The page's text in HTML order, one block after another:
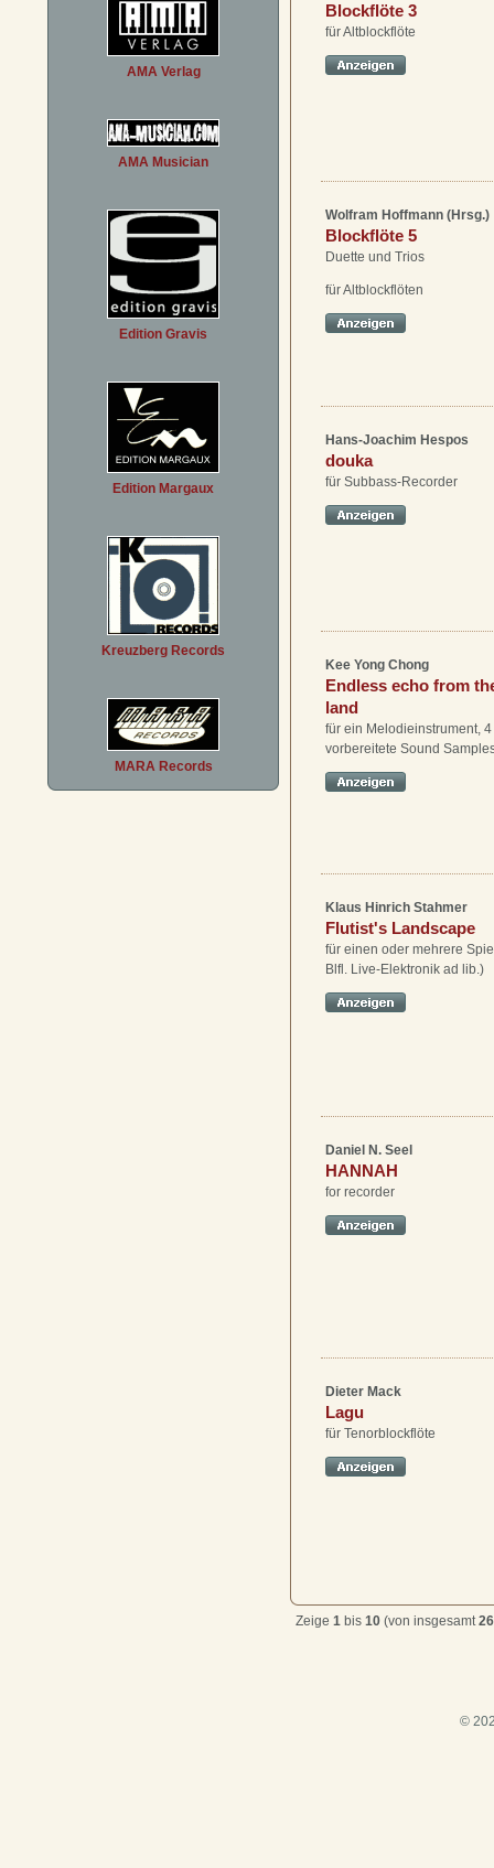
AMA Verlag
AMA Musician
Edition Gravis
Edition Margaux
Kreuzberg Records
MARA Records
Blockflöte 3
für Altblockflöte
Wolfram Hoffmann (Hrsg.)
Blockflöte 5
Duette und Trios
für Altblockflöten
Hans-Joachim Hespos
douka
für Subbass-Recorder
Kee Yong Chong
Endless echo from
land
für ein Melodieinstrument,
vorbereitete Sound
Klaus Hinrich Stahmer
Flutist's Landscape
für einen oder mehrere
Blfl. Live-Elektronik ad lib.)
Daniel N. Seel
HANNAH
for recorder
Dieter Mack
Lagu
für Tenorblockflöte
Zeige 1 bis 10 (von insgesamt26
©